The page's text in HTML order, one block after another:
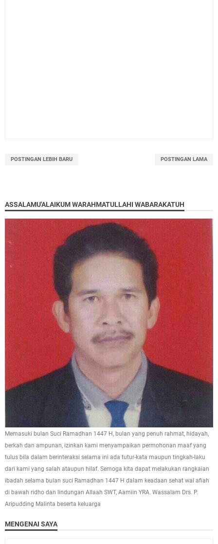
POSTINGAN LEBIH BARU POSTINGAN LAMA
ASSALAMU'ALAIKUM WARAHMATULLAHI WABARAKATUH
Memasuki bulan Suci Ramadhan 1447 H, bulan yang penuh rahmat, hidayah,
berkah dan ampunan, izinkan kami menyampaikan permohonan maaf yang
tulus bila dalam berinteraksi selama ini ada tutur-kata maupun tingkah-laku
dari kami yang salah ataupun hilaf. Semoga kita dapat melakukan rangkaian
ibadah selama bulan suci Ramadhan 1447 H dalam keadaan sehat wal afiah
di bawah ridho dan lindungan Allaah SWT, Aamiin YRA. Wassalam Drs. P.
Aripudding Malinta beserta keluarga
MENGENAI SAYA